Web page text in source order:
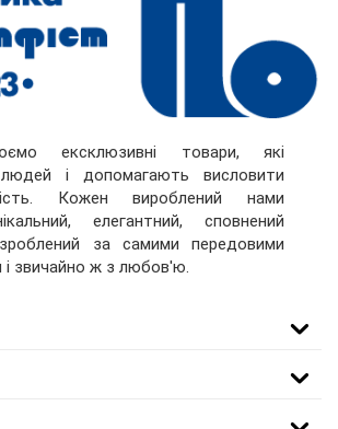
ексклюзивні товари, які
і допомагають висловити
Кожен вироблений нами
елегантний, сповнений
зроблений за самими передовими
і звичайно ж з любов'ю.